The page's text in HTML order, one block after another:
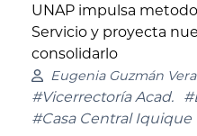
UNAP impulsa
Servicio y proyecta
consolidarlo
Eugenia Guzmán Vera
#Vicerrectoría Acad.
#Casa Central Iquique